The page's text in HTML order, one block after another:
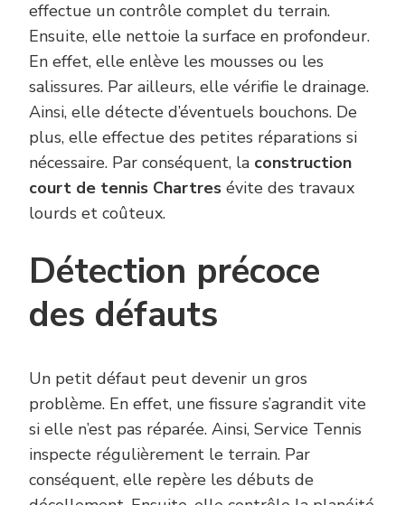
effectue un contrôle complet du terrain.
Ensuite, elle nettoie la surface en profondeur.
En effet, elle enlève les mousses ou les
salissures. Par ailleurs, elle vérifie le drainage.
Ainsi, elle détecte d’éventuels bouchons. De
plus, elle effectue des petites réparations si
nécessaire. Par conséquent, la construction
court de tennis Chartres évite des travaux
lourds et coûteux.
Détection précoce
des défauts
Un petit défaut peut devenir un gros
problème. En effet, une fissure s’agrandit vite
si elle n’est pas réparée. Ainsi, Service Tennis
inspecte régulièrement le terrain. Par
conséquent, elle repère les débuts de